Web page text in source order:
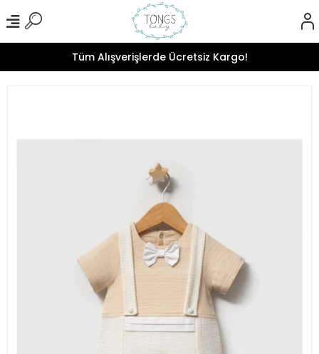
Tüm Alışverişlerde Ücretsiz Kargo!